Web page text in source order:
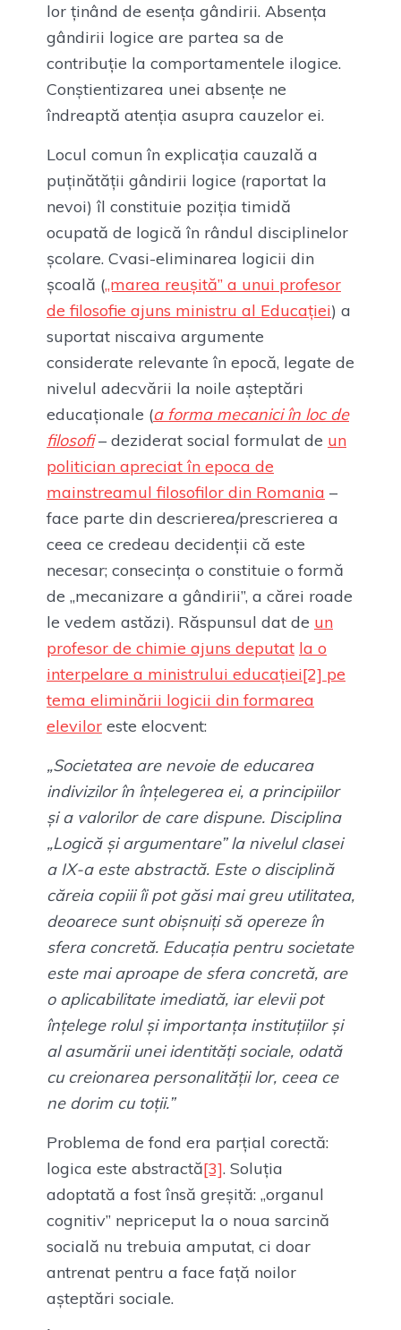
lor ținând de esența gândirii. Absența
gândirii logice are partea sa de
contribuție la comportamentele ilogice.
Conștientizarea unei absențe ne
îndreaptă atenția asupra cauzelor ei.
Locul comun în explicația cauzală a
puținătății gândirii logice (raportat la
nevoi) îl constituie poziția timidă
ocupată de logică în rândul disciplinelor
școlare. Cvasi-eliminarea logicii din
școală („marea reușită” a unui profesor
de filosofie ajuns ministru al Educației) a
suportat niscaiva argumente
considerate relevante în epocă, legate de
nivelul adecvării la noile așteptări
educaționale (a forma mecanici în loc de
filosofi– deziderat social formulat de un
politician apreciat în epoca de
mainstreamul filosofilor din Romania –
face parte din descrierea/prescrierea a
ceea ce credeau decidenții că este
necesar; consecința o constituie o formă
de „mecanizare a gândirii”, a cărei roade
le vedem astăzi). Răspunsul dat de un
profesor de chimie ajuns deputat la o
interpelare a ministrului educației[2] pe
tema eliminării logicii din formarea
elevilor este elocvent:
„Societatea are nevoie de educarea
indivizilor în înţelegerea ei, a principiilor
şi a valorilor de care dispune. Disciplina
„Logică şi argumentare” la nivelul clasei
a IX-a este abstractă. Este o disciplină
căreia copiii îi pot găsi mai greu utilitatea,
deoarece sunt obişnuiţi să opereze în
sfera concretă. Educaţia pentru societate
este mai aproape de sfera concretă, are
o aplicabilitate imediată, iar elevii pot
înţelege rolul şi importanţa instituţiilor şi
al asumării unei identităţi sociale, odată
cu creionarea personalităţii lor, ceea ce
ne dorim cu toţii.”
Problema de fond era parțial corectă:
logica este abstractă[3]. Soluția
adoptată a fost însă greșită: „organul
cognitiv” nepriceput la o noua sarcină
socială nu trebuia amputat, ci doar
antrenat pentru a face față noilor
așteptări sociale.